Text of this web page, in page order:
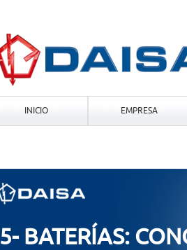
INICIO EMPRESA
5- BATERÍAS: